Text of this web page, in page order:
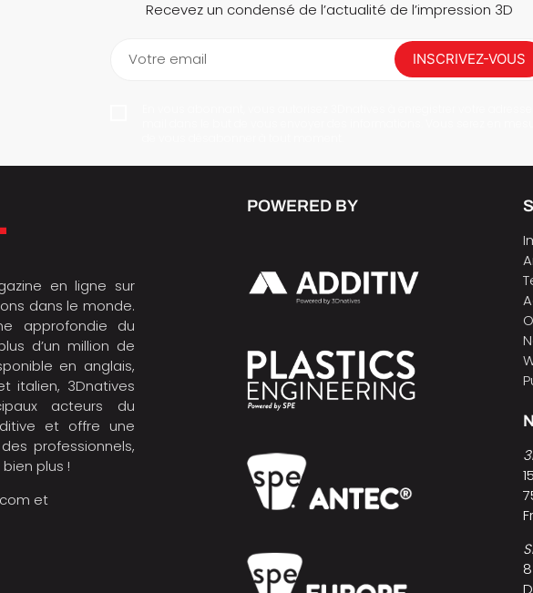
Recevez un condensé de l’actualité de l’impression 3D
Votre email INSCRIVEZ-VOUS
en ligne sur
dans le monde.
approfondie du
d’un million de
en anglais,
italien, 3Dnatives
acteurs du
et offre une
professionnels,
plus !
et
POWERED BY